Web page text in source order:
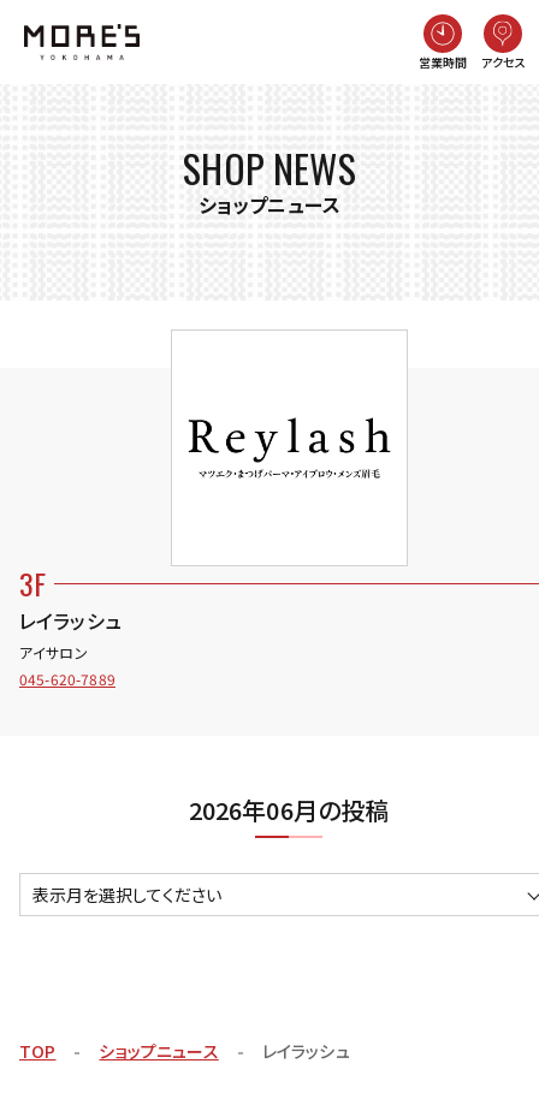
営業時間 アクセス
SHOP NEWS
ショップニュース
3F
レイラッシュ
アイサロン
045-620-7889
2026年06月の投稿
表示月を選択してください
TOP ショップニュース レイラッシュ